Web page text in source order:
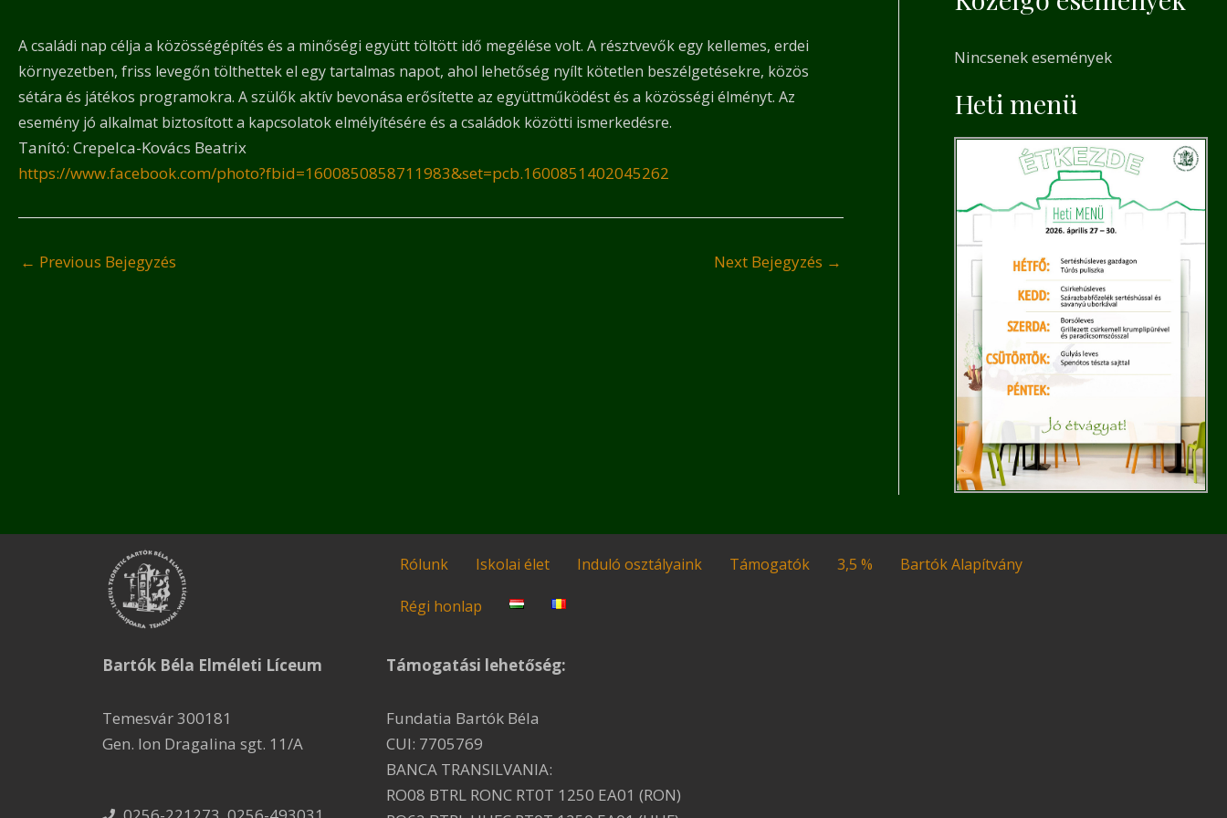
A családi nap célja a közösségépítés és a minőségi együtt töltött idő megélése volt. A résztvevők egy kellemes, erdei
környezetben, friss levegőn tölthettek el egy tartalmas napot, ahol lehetőség nyílt kötetlen beszélgetésekre, közös
sétára és játékos programokra. A szülők aktív bevonása erősítette az együttműködést és a közösségi élményt. Az
esemény jó alkalmat biztosított a kapcsolatok elmélyítésére és a családok közötti ismerkedésre.
Tanító: Crepelca-Kovács Beatrix
https://www.facebook.com/photo?fbid=1600850858711983&set=pcb.1600851402045262
← Previous Bejegyzés Next Bejegyzés →
c
h
Nincsenek események
Heti menü
Bartók Béla Elméleti Líceum
Temesvár 300181
Gen. Ion Dragalina sgt. 11/A
Rólunk Iskolai élet Induló osztályaink Támogatók 3,5 % Bartók Alapítvány
Régi honlap
Támogatási lehetőség:
Fundatia Bartók Béla
CUI: 7705769
BANCA TRANSILVANIA:
RO08 BTRL RONC RT0T 1250 EA01 (RON)